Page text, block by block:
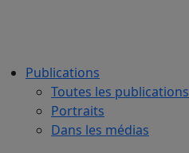
Publications
Toutes les publications
Portraits
Dans les médias